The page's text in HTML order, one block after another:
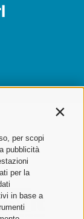
per scopi
pubblicità
per la
in base a